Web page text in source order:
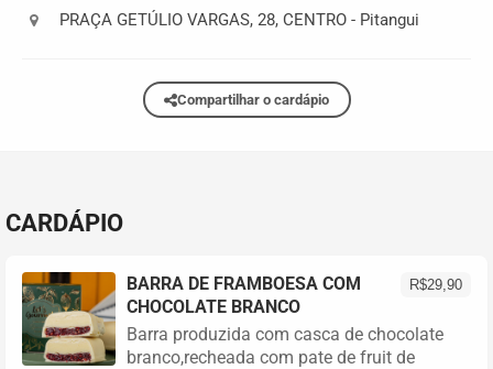
PRAÇA GETÚLIO VARGAS, 28, CENTRO - Pitangui
Compartilhar o cardápio
CARDÁPIO
R$29,90
BARRA DE FRAMBOESA COM
CHOCOLATE BRANCO
Barra produzida com casca de chocolate
branco,recheada com pate de fruit de